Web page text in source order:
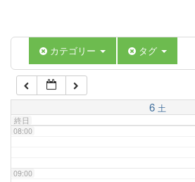
カテゴリー タグ
6 土
終日
07:00
08:00
09:00